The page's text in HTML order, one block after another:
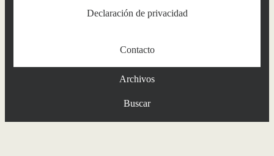
Declaración de privacidad
Contacto
Archivos
Buscar